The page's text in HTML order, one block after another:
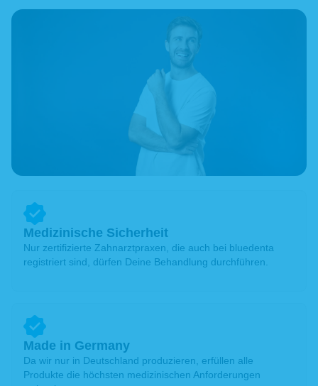
Medizinische Sicherheit
Nur zertifizierte Zahnarztpraxen, die auch bei bluedenta
registriert sind, dürfen Deine Behandlung durchführen.
Made in Germany
Da wir nur in Deutschland produzieren, erfüllen alle
Produkte die höchsten medizinischen Anforderungen